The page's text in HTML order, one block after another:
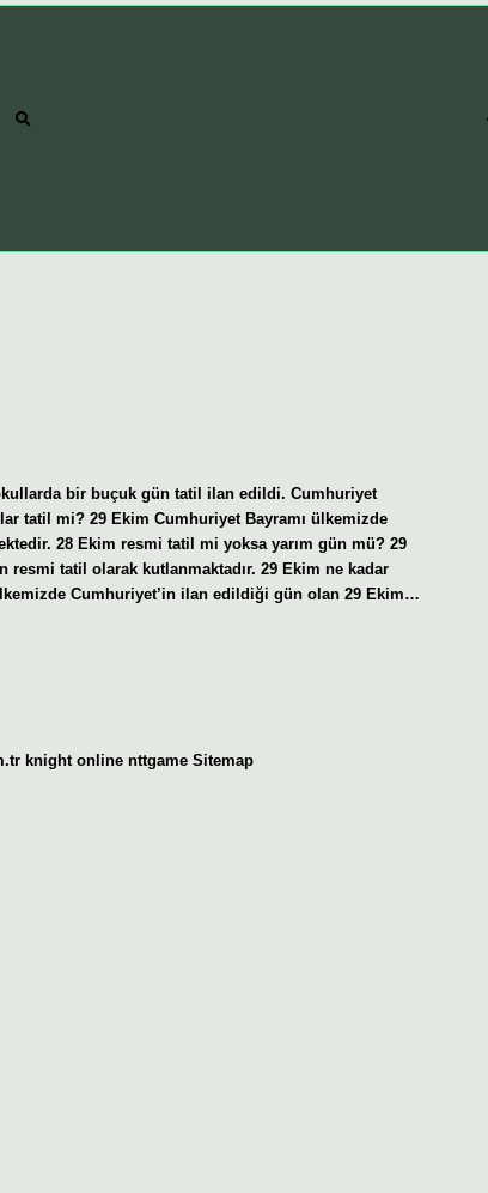
bir buçuk gün tatil ilan edildi. Cumhuriyet
tatil mi? 29 Ekim Cumhuriyet Bayramı ülkemizde
28 Ekim resmi tatil mi yoksa yarım gün mü? 29
resmi tatil olarak kutlanmaktadır. 29 Ekim ne kadar
Cumhuriyet’in ilan edildiği gün olan 29 Ekim…
knight online nttgame Sitemap